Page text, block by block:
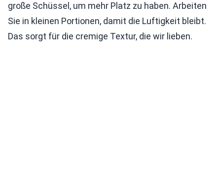
große Schüssel, um mehr Platz zu haben. Arbeiten
Sie in kleinen Portionen, damit die Luftigkeit bleibt.
Das sorgt für die cremige Textur, die wir lieben.